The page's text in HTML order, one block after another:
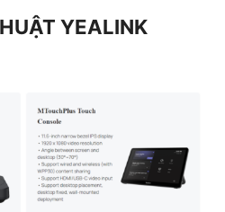
YEALINK